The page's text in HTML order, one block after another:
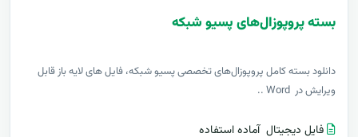
بسته پروپوزال‌های پسیو شبکه
دانلود بسته کامل پروپوزال‌های تخصصی پسیو شبکه، فایل های لایه باز قابل
ویرایش در Word ..
فایل دیجیتال آماده استفاده